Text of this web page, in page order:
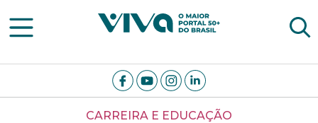
Viva Notícias
CARREIRA E EDUCAÇÃO